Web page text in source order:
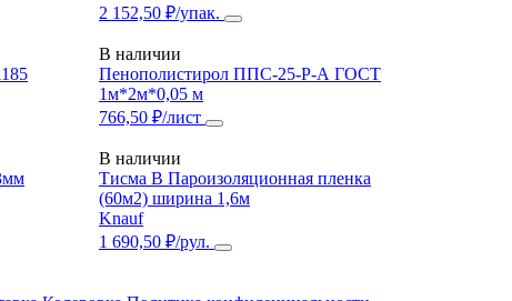
2 152,50 ₽/упак.
В наличии
Пенополистирол ППС-25-Р-А ГОСТ
1м*2м*0,05 м
766,50 ₽/лист
В наличии
Тисма B Пароизоляционная пленка
(60м2) ширина 1,6м
Knauf
1 690,50 ₽/рул.